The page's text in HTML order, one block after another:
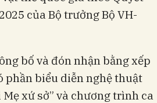
của Bộ trưởng Bộ VH-
bố và đón nhận bằng xếp
phần biểu diễn nghệ thuật
xứ sở” và chương trình ca